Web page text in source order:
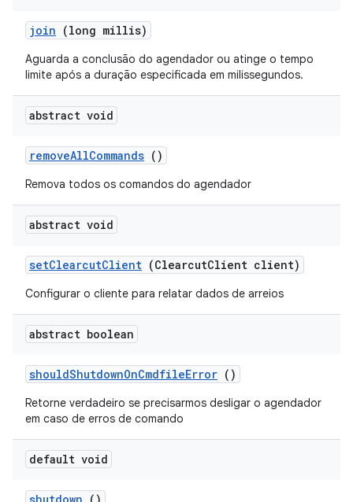
join (long millis)
Aguarda a conclusão do agendador ou atinge o tempo
limite após a duração especificada em milissegundos.
abstract void
removeAllCommands ()
Remova todos os comandos do agendador
abstract void
setClearcutClient (ClearcutClient client)
Configurar o cliente para relatar dados de arreios
abstract boolean
shouldShutdownOnCmdfileError ()
Retorne verdadeiro se precisarmos desligar o agendador
em caso de erros de comando
default void